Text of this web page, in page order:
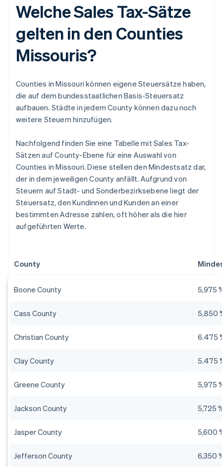
Welche Sales Tax-Sätze
gelten in den Counties
Missouris?
Counties in Missouri können eigene Steuersätze haben,
die auf dem bundesstaatlichen Basis-Steuersatz
aufbauen. Städte in jedem County können dazu noch
weitere Steuern hinzufügen.
Nachfolgend finden Sie eine Tabelle mit Sales Tax-
Sätzen auf County-Ebene für eine Auswahl von
Counties in Missouri. Diese stellen den Mindestsatz dar,
der in dem jeweiligen County anfällt. Aufgrund von
Steuern auf Stadt- und Sonderbezirksebene liegt der
Steuersatz, den Kundinnen und Kunden an einer
bestimmten Adresse zahlen, oft höher als die hier
aufgeführten Werte.
County
Boone County 5,975
Cass County 5,850
Christian County 6.475
Clay County 5.475
Greene County 5,975
Jackson County 5,725
Jasper County 5,600
Jefferson County 6,350